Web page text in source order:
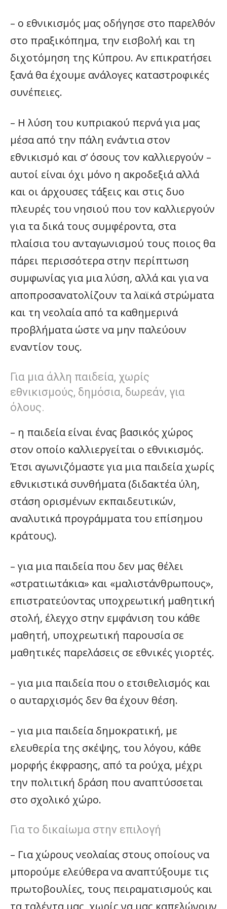
– ο εθνικισμός μας οδήγησε στο παρελθόν
στο πραξικόπημα, την εισβολή και τη
διχοτόμηση της Κύπρου. Αν επικρατήσει
ξανά θα έχουμε ανάλογες καταστροφικές
συνέπειες.
– Η λύση του κυπριακού περνά για μας
μέσα από την πάλη ενάντια στον
εθνικισμό και σ’ όσους τον καλλιεργούν –
αυτοί είναι όχι μόνο η ακροδεξιά αλλά
και οι άρχουσες τάξεις και στις δυο
πλευρές του νησιού που τον καλλιεργούν
για τα δικά τους συμφέροντα, στα
πλαίσια του ανταγωνισμού τους ποιος θα
πάρει περισσότερα στην περίπτωση
συμφωνίας για μια λύση, αλλά και για να
αποπροσανατολίζουν τα λαϊκά στρώματα
και τη νεολαία από τα καθημερινά
προβλήματα ώστε να μην παλεύουν
εναντίον τους.
Για μια άλλη παιδεία, χωρίς
εθνικισμούς, δημόσια, δωρεάν, για
όλους.
– η παιδεία είναι ένας βασικός χώρος
στον οποίο καλλιεργείται ο εθνικισμός.
Έτσι αγωνιζόμαστε για μια παιδεία χωρίς
εθνικιστικά συνθήματα (διδακτέα ύλη,
στάση ορισμένων εκπαιδευτικών,
αναλυτικά προγράμματα του επίσημου
κράτους).
– για μια παιδεία που δεν μας θέλει
«στρατιωτάκια» και «μαλιστάνθρωπους»,
επιστρατεύοντας υποχρεωτική μαθητική
στολή, έλεγχο στην εμφάνιση του κάθε
μαθητή, υποχρεωτική παρουσία σε
μαθητικές παρελάσεις σε εθνικές γιορτές.
– για μια παιδεία που ο ετσιθελισμός και
ο αυταρχισμός δεν θα έχουν θέση.
– για μια παιδεία δημοκρατική, με
ελευθερία της σκέψης, του λόγου, κάθε
μορφής έκφρασης, από τα ρούχα, μέχρι
την πολιτική δράση που αναπτύσσεται
στο σχολικό χώρο.
Για το δικαίωμα στην επιλογή
– Για χώρους νεολαίας στους οποίους να
μπορούμε ελεύθερα να αναπτύξουμε τις
πρωτοβουλίες, τους πειραματισμούς και
τα ταλέντα μας, χωρίς να μας καπελώνουν